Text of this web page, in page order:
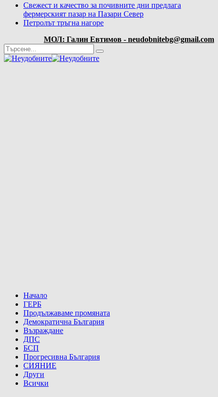
Свежест и качество за почивните дни предлага
фермерският пазар на Пазари Север
Петролът тръгна нагоре
МОЛ: Галин Евтимов - neudobnitebg@gmail.com
Начало
ГЕРБ
Продължаваме промяната
Демократична България
Възраждане
ДПС
БСП
Прогресивна България
СИЯНИЕ
Други
Всички